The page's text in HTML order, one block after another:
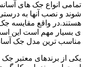
تمامی انواع جک های
شوند و نصب آنها به درستی
هستند.در واقع مقایسه
ی بسیار مهم است این
مناسب ترین مدل جک
یکی از برندهای معتبر جک